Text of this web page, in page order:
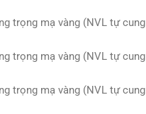
trọng mạ vàng (NVL tự cung
trọng mạ vàng (NVL tự cung
trọng mạ vàng (NVL tự cung